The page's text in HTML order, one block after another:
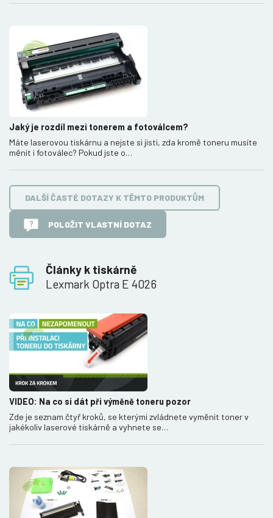
Články k tiskárně
Lexmark Optra E 4026
Jaký je rozdíl mezi tonerem a fotoválcem?
Máte laserovou tiskárnu a nejste si jisti, zda kromě toneru musíte
měnit i fotoválec? Pokud jste o…
DALŠÍ ČASTÉ DOTAZY K TĚMTO PRODUKTŮM
POLOŽIT VLASTNÍ DOTAZ
VIDEO: Na co si dát při výměně toneru pozor
Zde je seznam čtyř kroků, se kterými zvládnete vyměnit toner v
jakékoliv laserové tiskárně a vyhnete se…